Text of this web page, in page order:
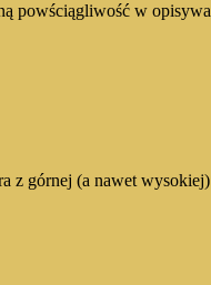
powściągliwość w
z górnej (a nawet